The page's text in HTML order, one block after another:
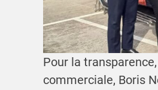
Pour la
commerciale, Boris